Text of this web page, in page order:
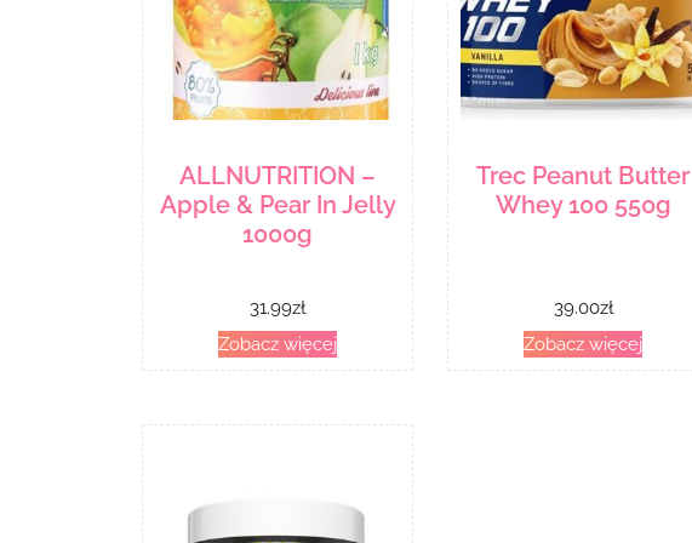
ALLNUTRITION –
Apple & Pear In Jelly
1000g
31.99zł
Zobacz więcej
Trec Peanut Butter
Whey 100 550g
39.00zł
Zobacz więcej